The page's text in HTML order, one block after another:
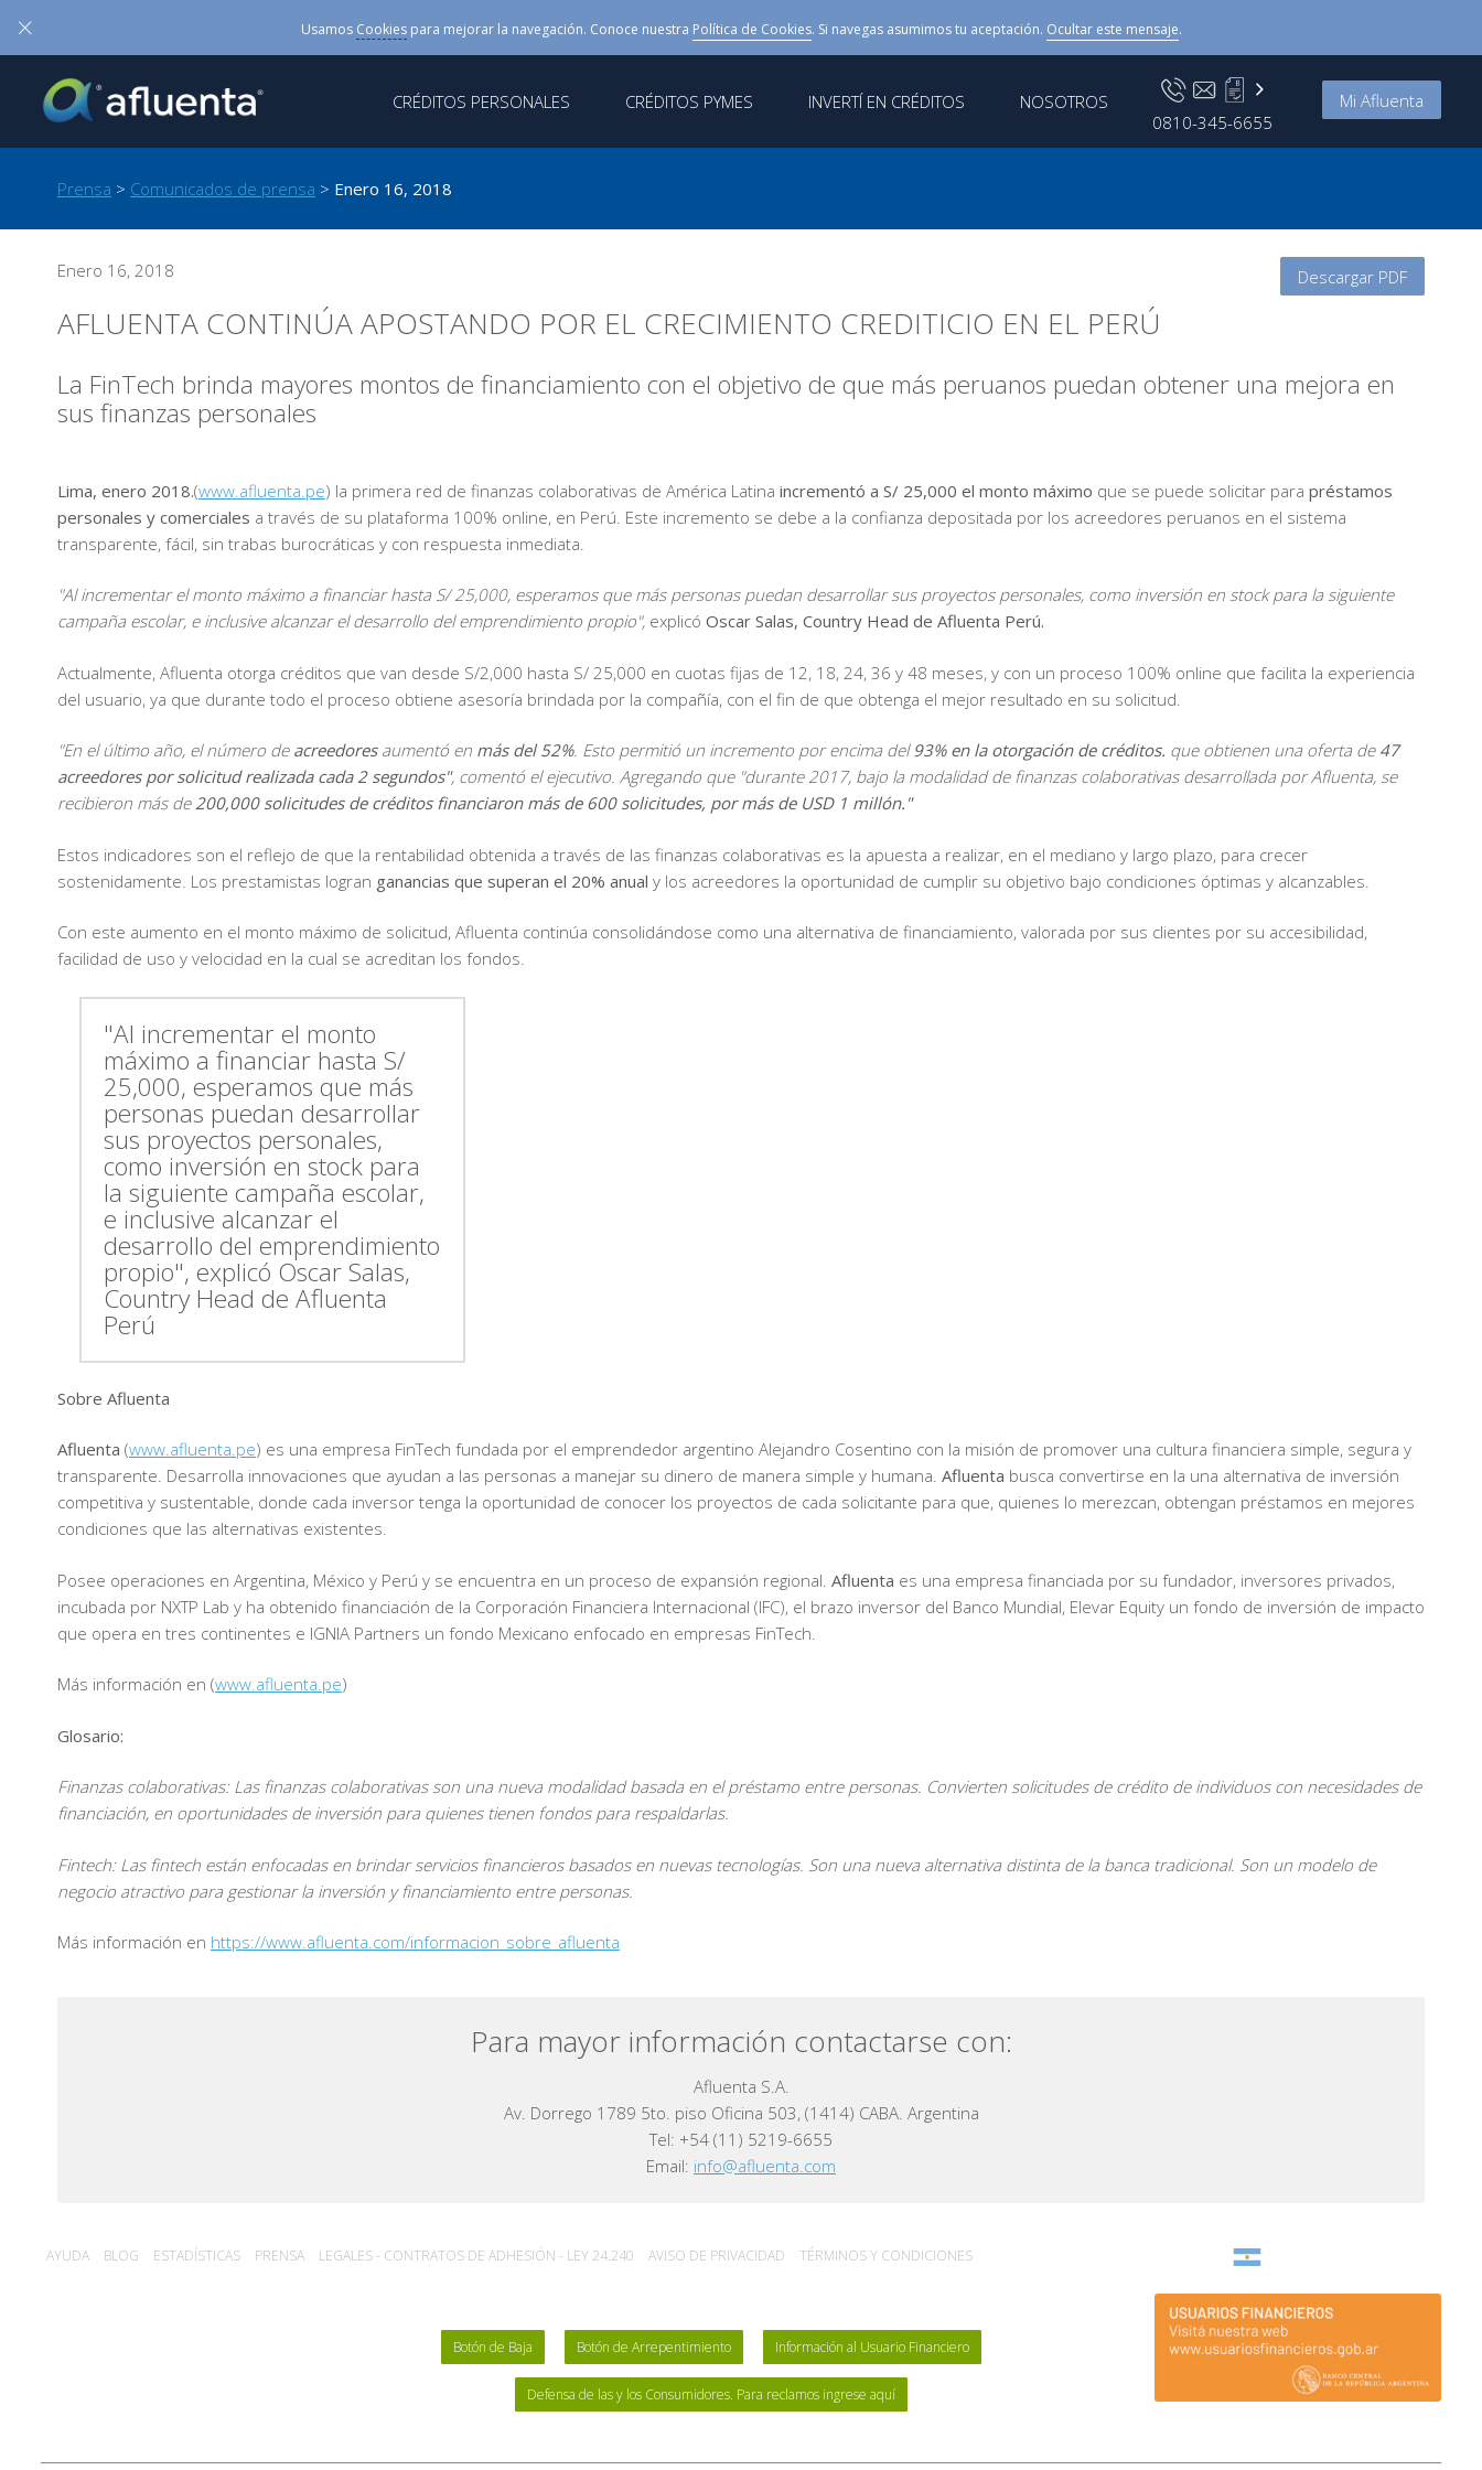
× Usamos Cookiespara mejorar la navegación. Conoce nuestra Política de Cookies. Si navegas asumimos tu aceptación. Ocultar este mensaje.
CRÉDITOS PERSONALES CRÉDITOS PYMES INVERTÍ EN CRÉDITOS
NOSOTROS
0810-345-6655
Mi Afluenta
Prensa > Comunicados de prensa > Enero 16, 2018
Enero 16, 2018 Descargar PDF
AFLUENTA CONTINÚA APOSTANDO POR EL CRECIMIENTO CREDITICIO EN EL PERÚ
La FinTech brinda mayores montos de financiamiento con el objetivo de que más peruanos puedan obtener una mejora en
sus finanzas personales
Lima, enero 2018.(www.afluenta.pe) la primera red de finanzas colaborativas de América Latina incrementó a S/ 25,000 el monto máximo que se puede solicitar para préstamos
personales y comerciales a través de su plataforma 100% online, en Perú. Este incremento se debe a la confianza depositada por los acreedores peruanos en el sistema
transparente, fácil, sin trabas burocráticas y con respuesta inmediata.
"Al incrementar el monto máximo a financiar hasta S/ 25,000, esperamos que más personas puedan desarrollar sus proyectos personales, como inversión en stock para la siguiente
campaña escolar, e inclusive alcanzar el desarrollo del emprendimiento propio", explicó Oscar Salas, Country Head de Afluenta Perú.
Actualmente, Afluenta otorga créditos que van desde S/2,000 hasta S/ 25,000 en cuotas fijas de 12, 18, 24, 36 y 48 meses, y con un proceso 100% online que facilita la experiencia
del usuario, ya que durante todo el proceso obtiene asesoría brindada por la compañía, con el fin de que obtenga el mejor resultado en su solicitud.
"En el último año, el número de acreedores aumentó en más del 52%. Esto permitió un incremento por encima del93% en la otorgación de créditos. que obtienen una oferta de 47
acreedores por solicitud realizada cada 2 segundos", comentó el ejecutivo. Agregando que "durante 2017, bajo la modalidad de finanzas colaborativas desarrollada por Afluenta, se
recibieron más de200,000 solicitudes de créditos financiaron más de 600 solicitudes, por más de USD 1 millón."
Estos indicadores son el reflejo de que la rentabilidad obtenida a través de las finanzas colaborativas es la apuesta a realizar, en el mediano y largo plazo, para crecer
sostenidamente. Los prestamistas logran ganancias que superan el 20% anual y los acreedores la oportunidad de cumplir su objetivo bajo condiciones óptimas y alcanzables.
Con este aumento en el monto máximo de solicitud, Afluenta continúa consolidándose como una alternativa de financiamiento, valorada por sus clientes por su accesibilidad,
facilidad de uso y velocidad en la cual se acreditan los fondos.
"Al incrementar el monto
máximo a financiar hasta S/
25,000, esperamos que más
personas puedan desarrollar
sus proyectos personales,
como inversión en stock para
la siguiente campaña escolar,
e inclusive alcanzar el
desarrollo del emprendimiento
propio", explicó Oscar Salas,
Country Head de Afluenta
Perú
Sobre Afluenta
Afluenta (www.afluenta.pe) es una empresa FinTech fundada por el emprendedor argentino Alejandro Cosentino con la misión de promover una cultura financiera simple, segura y
transparente. Desarrolla innovaciones que ayudan a las personas a manejar su dinero de manera simple y humana. Afluenta busca convertirse en la una alternativa de inversión
competitiva y sustentable, donde cada inversor tenga la oportunidad de conocer los proyectos de cada solicitante para que, quienes lo merezcan, obtengan préstamos en mejores
condiciones que las alternativas existentes.
Posee operaciones en Argentina, México y Perú y se encuentra en un proceso de expansión regional. Afluenta es una empresa financiada por su fundador, inversores privados,
incubada por NXTP Lab y ha obtenido financiación de la Corporación Financiera Internacional (IFC), el brazo inversor del Banco Mundial, Elevar Equity un fondo de inversión de impacto
que opera en tres continentes e IGNIA Partners un fondo Mexicano enfocado en empresas FinTech.
Más información en (www.afluenta.pe)
Glosario:
Finanzas colaborativas: Las finanzas colaborativas son una nueva modalidad basada en el préstamo entre personas. Convierten solicitudes de crédito de individuos con necesidades de
financiación, en oportunidades de inversión para quienes tienen fondos para respaldarlas.
Fintech: Las fintech están enfocadas en brindar servicios financieros basados en nuevas tecnologías. Son una nueva alternativa distinta de la banca tradicional. Son un modelo de
negocio atractivo para gestionar la inversión y financiamiento entre personas.
Más información en https://www.afluenta.com/informacion_sobre_afluenta
Para mayor información contactarse con:
Afluenta S.A.
Av. Dorrego 1789 5to. piso Oficina 503, (1414) CABA. Argentina
Tel: +54 (11) 5219-6655
Email: info@afluenta.com
AYUDA BLOG ESTADÍSTICA‎S PRENSA LEGALES - CONTRATOS DE ADHESIÓN - LEY 24.240 AVISO DE PRIVACIDAD TÉRMINOS Y CONDICIONES
Botón de Baja Botón de Arrepentimiento Información al Usuario Financiero
Defensa de las y los Consumidores. Para reclamos ingrese aquí